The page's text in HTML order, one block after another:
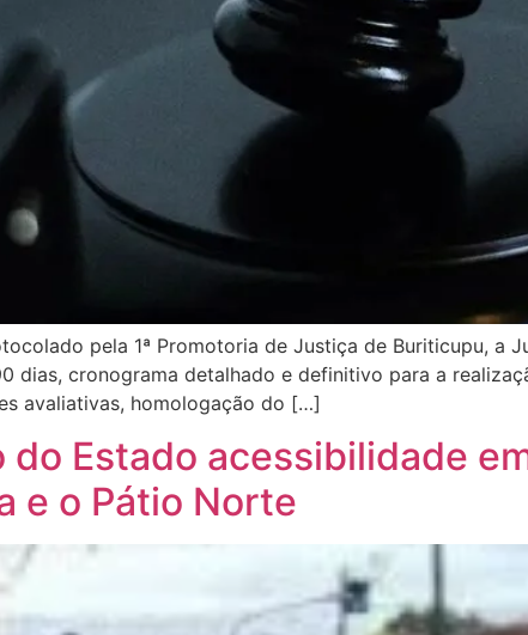
pela 1ª Promotoria de Justiça de Buriticupu, a
dias, cronograma detalhado e definitivo para a
avaliativas, homologação do […]
Estado acessibilidade
e o Pátio Norte